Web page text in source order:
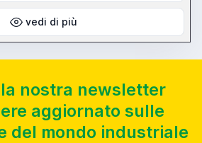
vedi di più
nostra newsletter
aggiornato sulle
del mondo industriale